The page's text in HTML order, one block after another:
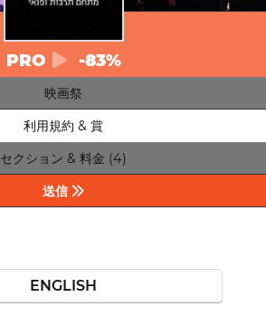
PRO -83%
映画祭
利用規約 & 賞
セクション & 料金 (4)
送信
ENGLISH